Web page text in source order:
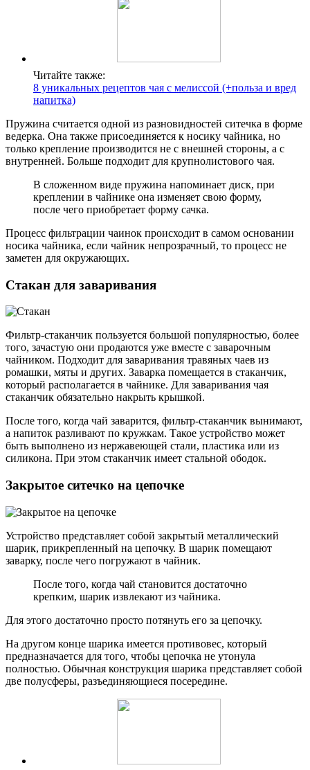
Читайте также:
8 уникальных рецептов чая с мелиссой (+польза и вред
напитка)
Пружина считается одной из разновидностей ситечка в форме
ведерка. Она также присоединяется к носику чайника, но
только крепление производится не с внешней стороны, а с
внутренней. Больше подходит для крупнолистового чая.
В сложенном виде пружина напоминает диск, при
креплении в чайнике она изменяет свою форму,
после чего приобретает форму сачка.
Процесс фильтрации чаинок происходит в самом основании
носика чайника, если чайник непрозрачный, то процесс не
заметен для окружающих.
Стакан для заваривания
Фильтр-стаканчик пользуется большой популярностью, более
того, зачастую они продаются уже вместе с заварочным
чайником. Подходит для заваривания травяных чаев из
ромашки, мяты и других. Заварка помещается в стаканчик,
который располагается в чайнике. Для заваривания чая
стаканчик обязательно накрыть крышкой.
После того, когда чай заварится, фильтр-стаканчик вынимают,
а напиток разливают по кружкам. Такое устройство может
быть выполнено из нержавеющей стали, пластика или из
силикона. При этом стаканчик имеет стальной ободок.
Закрытое ситечко на цепочке
Устройство представляет собой закрытый металлический
шарик, прикрепленный на цепочку. В шарик помещают
заварку, после чего погружают в чайник.
После того, когда чай становится достаточно
крепким, шарик извлекают из чайника.
Для этого достаточно просто потянуть его за цепочку.
На другом конце шарика имеется противовес, который
предназначается для того, чтобы цепочка не утонула
полностью. Обычная конструкция шарика представляет собой
две полусферы, разъединяющиеся посередине.